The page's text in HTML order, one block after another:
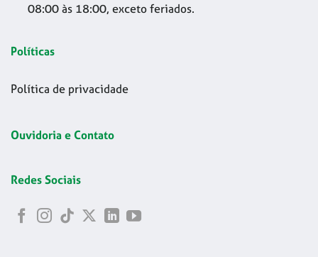
08:00 às 18:00, exceto feriados.
Políticas
Política de privacidade
Ouvidoria e Contato
Redes Sociais